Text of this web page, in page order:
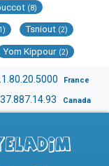
(8)
Tsniout (2)
Yom Kippour (2)
France
Canada